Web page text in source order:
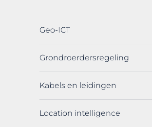
Geo-ICT
Grondroerdersregeling
Kabels en leidingen
Location intelligence